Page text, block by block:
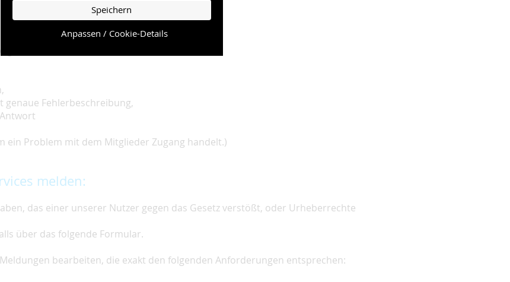
Speichern
Anpassen / Cookie-Details
genaue Fehlerbeschreibung,
ein Problem mit dem Mitglieder Zugang handelt.)
melden:
das einer unserer Nutzer gegen das Gesetz verstößt, oder Urheberrechte
über das folgende Formular.
bearbeiten, die exakt den folgenden Anforderungen entsprechen: